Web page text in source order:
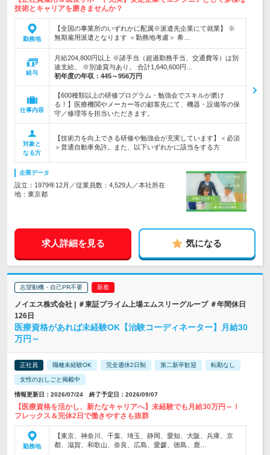
技術とキャリアを磨きませんか？
勤務地
【全国の事業所のいずれかに配属※派遣先企業にて就業】 ※
無期雇用派遣となります ＜勤務地考慮＞ 希…
給与
月給204,800円以上 ※諸手当（超過勤務手当、交通費等）は別
途支給。 ※別途賞与あり。 合計1,640,600円…
初年度の年収： 445～956万円
仕事内容
【600種類以上の研修プログラム・勉強会でスキルが磨け
る！】医療機関やメーカー等の顧客先にて、機器・設備等の保
守／修理等を担当いただきます。
対象と
なる方
【技術力を向上できる研修や勉強会が充実しています】＜必須
＞普通自動車免許。また、以下いずれかに該当をする方
企業データ
設立：1979年12月／従業員数：4,529人／本社所在
地：東京都
求人詳細を見る 気になる
志望動機・自己PR不要
ノイエス株式会社 | ＃東証プライム上場エムスリーグループ ＃年間休日
126日
医療資格があれば未経験OK【治験コーディネーター】月給30
万円～
正社員 職種未経験OK 完全週休2日制 第二新卒歓迎 転勤なし
女性のおしごと掲載中
情報更新日：2026/07/24 終了予定日：2026/09/07
【医療資格を活かし、新たなキャリアへ】未経験でも月給30万円～！
フレックス＆完休2日で働きやすさも抜群
勤務地
【東京、神奈川、千葉、埼玉、静岡、愛知、大阪、兵庫、京
都、滋賀、和歌山、奈良、広島、愛媛、徳島、鹿…